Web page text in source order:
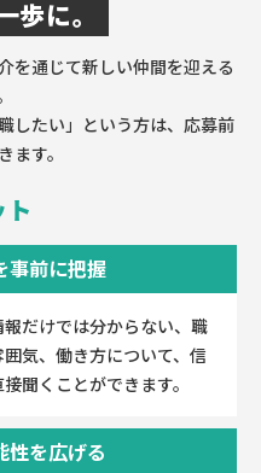
に。
を通じて新しい仲間を迎える
したい」という方は、応募前
す。
事前に把握
だけでは分からない、職
気、働き方について、信
聞くことができます。
性を広げる